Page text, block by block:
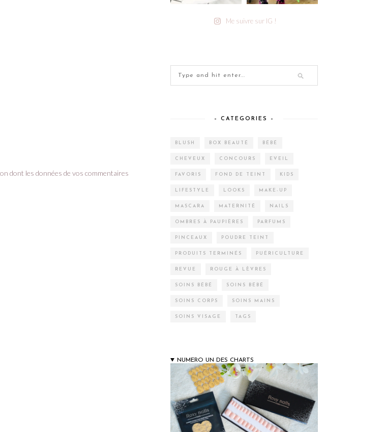
dont les données de vos commentaires
Me suivre sur IG !
– CATEGORIES –
BLUSH BOX BEAUTÉ BÉBÉ
CHEVEUX CONCOURS EVEIL
FAVORIS FOND DE TEINT KIDS
LIFESTYLE LOOKS MAKE-UP
MASCARA MATERNITÉ NAILS
OMBRES À PAUPIÈRES PARFUMS
PINCEAUX POUDRE TEINT
PRODUITS TERMINÉS PUÉRICULTURE
REVUE ROUGE À LÈVRES
SOINS BÉBÉ SOINS BÉBÉ
SOINS CORPS SOINS MAINS
SOINS VISAGE TAGS
NUMERO UN DES CHARTS